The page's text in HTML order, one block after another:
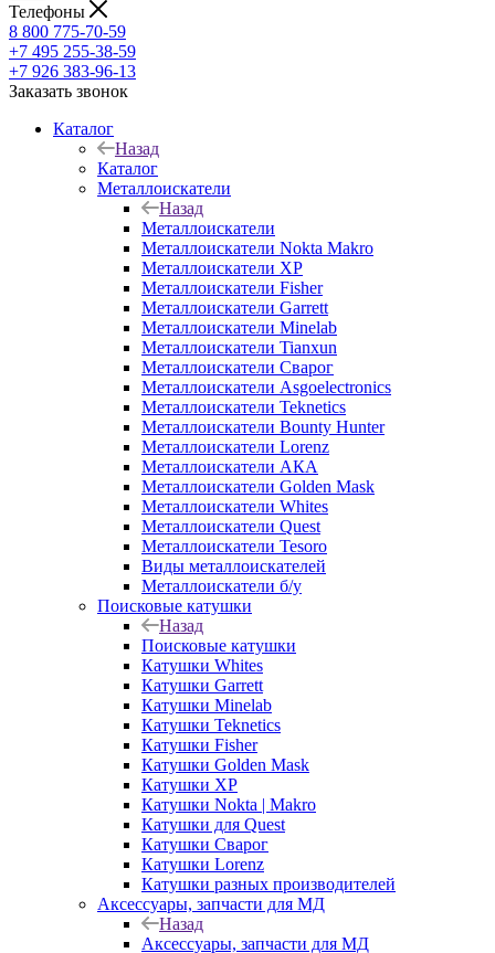
Телефоны
8 800 775-70-59
+7 495 255-38-59
+7 926 383-96-13
Заказать звонок
Каталог
Назад
Каталог
Металлоискатели
Назад
Металлоискатели
Металлоискатели Nokta Makro
Металлоискатели XP
Металлоискатели Fisher
Металлоискатели Garrett
Металлоискатели Minelab
Металлоискатели Tianxun
Металлоискатели Сварог
Металлоискатели Asgoelectronics
Металлоискатели Teknetics
Металлоискатели Bounty Hunter
Металлоискатели Lorenz
Металлоискатели АКА
Металлоискатели Golden Mask
Металлоискатели Whites
Металлоискатели Quest
Металлоискатели Tesoro
Виды металлоискателей
Металлоискатели б/у
Поисковые катушки
Назад
Поисковые катушки
Катушки Whites
Катушки Garrett
Катушки Minelab
Катушки Teknetics
Катушки Fisher
Катушки Golden Mask
Катушки XP
Катушки Nokta | Makro
Катушки для Quest
Катушки Сварог
Катушки Lorenz
Катушки разных производителей
Аксессуары, запчасти для МД
Назад
Аксессуары, запчасти для МД